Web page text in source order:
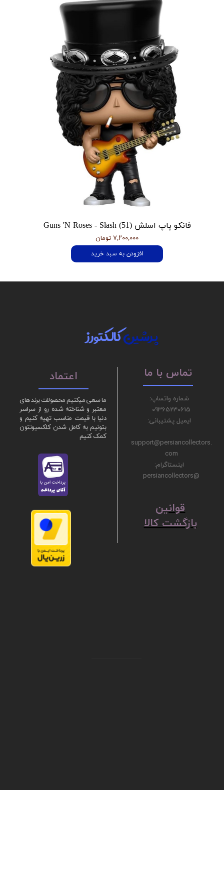
فانکو پاپ اسلش Guns 'N Roses - Slash (51)
۷,۲۰۰,۰۰۰ تومان
افزودن به سبد خرید
ما سعی میکنیم محصولات برند های
معتبر و شناخته شده رو از سراسر
دنیا با قیمت مناسب تهیه کنیم و
بتونیم به کامل شدن کلکسیونتون
کمک کنیم
پرشینکالکتورز
شماره واتساپ:
09365230615
ایمیل پشتیبانی:
support@persiancollectors.
com
اینستاگرام:
@persiancollectors
تماس با ما اعتماد
ق​​​​​​​وانین
بازگشت کالا